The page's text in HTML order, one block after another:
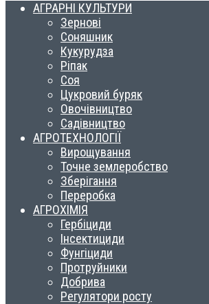
АГРАРНІ КУЛЬТУРИ
Зернові
Соняшник
Кукурудза
Ріпак
Соя
Цукровий буряк
Овочівництво
Садівництво
АГРОТЕХНОЛОГІЇ
Вирощування
Точне землеробство
Зберігання
Переробка
АГРОХІМІЯ
Гербіциди
Інсектициди
Фунгіциди
Протруйники
Добрива
Регулятори росту